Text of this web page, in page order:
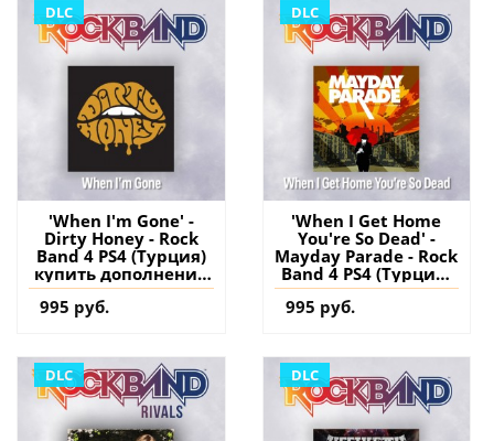
DLC
'When I'm Gone' -
Dirty Honey - Rock
Band 4 PS4 (Турция)
купить дополнение
на аккаунт
995 руб.
DLC
'When I Get Home
You're So Dead' -
Mayday Parade - Rock
Band 4 PS4 (Турция)
купить дополнение
на аккаунт
995 руб.
DLC DLC